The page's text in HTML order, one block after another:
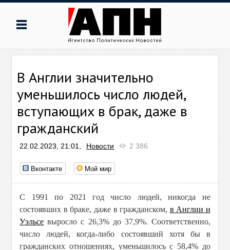
В Англии значительно
уменьшилось число людей,
вступающих в брак, даже в
гражданский
22.02.2023, 21:01, Новости 2 386
Вконтакте Мой мир
С 1991 по 2021 год число людей, никогда не
состоявших в браке, даже в гражданском, в Англии и
Уэльсе выросло с 26,3% до 37,9%. Соответственно,
число людей, когда-либо состоявший хотя бы в
гражданских отношениях, уменьшилось с 58,4% до